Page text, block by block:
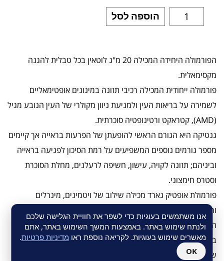
הוספה לסל
הפורמולה היחידה המכילה 20 מ"ג לוטאין בכל טבלית להגנה
מקסימאלית.
פורמולה ייחודית המכילה רכיבי תזונה במינונים אופטימאליים
לשמירה על בריאות העין ולמניעת ניוון מקולרי של העין הנובע מגיל
(AMD), קטראקט ורטינופטיה סוכרתית.
גנטיקה היא הגורם הראשי להופעתן של הפרעות בראייה אך קיימים
מספר גורמים נוספים המשפיעים על רמת הסיכון לפגיעה בראייה
וביניהם; תזונה לקויה, עישון, חשיפה לרעלנים, מחלת הסוכרת
וסטרס חימצוני.
פורמולת אופטיק גארד מכילה שילוב של ויטמינים, מינרלים
ורכיבי-תזונה למניעת חסר תזונתי ולהשלמה של רכיבים תזונתיים
החיוניים לשיפור הראייה (לרבות ראיית לילה)
בגיל מבוגר ולהפחתת הסיכון ללקות במחלות הקשורות להזדקנות
של העין.
אנו משתמשים בעוגיות כדי לשפר את חוויית הגלישה שלכם
ולנתח שימוש באתר. באמצעות המשך השימוש באתר, אתם
מאשרים שימוש בעוגיות. לקריאה נוספת ראו מדיניות פרטיות.
OK